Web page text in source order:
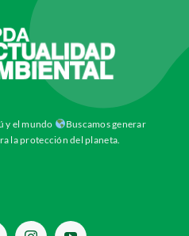
y el mundo
Buscamos generar
la protección del planeta.